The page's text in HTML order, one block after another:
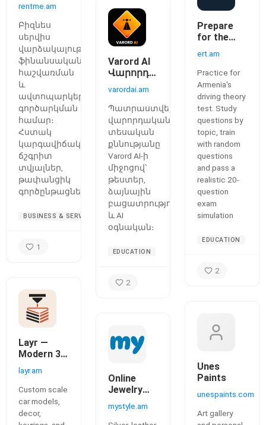
կառավարման
էկոհամակարգ
rentme.am
Բիզնես
սերվիս
վարձակալության,
ֆինանսական
հաշվառման
և
ավտոպարկերի
գործարկման
համար։
Հստակ
կարգավիճակներ,
ճշգրիտ
տվյալներ,
թափանցիկ
գործընթացներ։
BUSINESS & SERVICES
1
Layr —
Modern 3D
Printing
Studio in
Yerevan
layr.am
Custom scale
car models,
decor,
Varord AI
Վարորդական
քննությունների
պատրաստման
օնլայն
հարթակ
varordai.am
Պատրաստվեք
վարորդական
տեսական
քննությանը
Varord AI-ի
միջոցով՝
թեստեր,
ձայնային
բացատրություններ
և AI
օգնական։
EDUCATION
2
Online
Jewelry
Store
mystyle.am
Prepare
for the
driving
licence
theory
exam
ert.am
Practice for
Armenia's
driving theory
test. Study
questions by
topic, train
with random
questions
and pass a
realistic 20-
question
exam
simulation
EDUCATION
2
Unes
Paints
unespaints.com
Art gallery